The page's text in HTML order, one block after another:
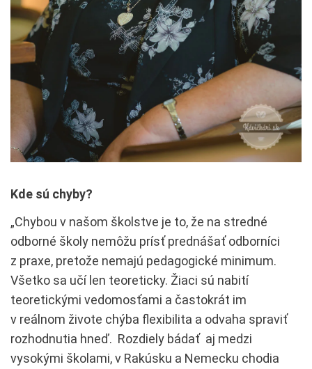
Kde sú chyby?
„Chybou v našom školstve je to, že na stredné
odborné školy nemôžu prísť prednášať odborníci
z praxe, pretože nemajú pedagogické minimum.
Všetko sa učí len teoreticky. Žiaci sú nabití
teoretickými vedomosťami a častokrát im
v reálnom živote chýba flexibilita a odvaha spraviť
rozhodnutia hneď. Rozdiely bádať aj medzi
vysokými školami, v Rakúsku a Nemecku chodia